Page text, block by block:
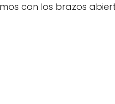
con los brazos